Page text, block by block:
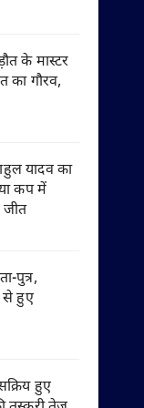
के मास्टर
का गौरव,
यादव का
कप में
जीत
पुत्र,
से हुए
हुए